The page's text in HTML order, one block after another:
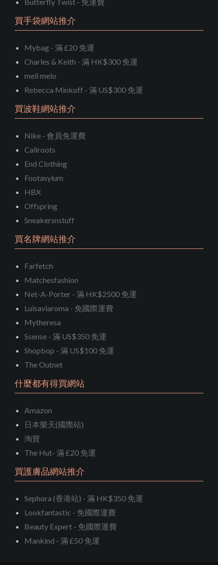
買手袋網站推介
Mybag - 滿 £20 免運
Charles & Keith - 滿 HK$300 免運
meli melo
Rebecca Minkoff - 滿 US$300 免運
買波鞋網站推介
Nike - 會員免運費
Caliroots
End Clothing
Footasylum
HBX
Offspring
Sneakersnstuff
買名牌網站推介
Farfetch
Matchesfashion
Net-A-Porter - 滿 HK$2500 免運
Luisaviaroma - 免國際運費
Mytheresa
Ssense - 滿 US$350 免運
Shopbop - 滿 US$100 免運
The Outnet
什麼都有得買網站
Amazon
日本樂天(國際站)
淘寶
The Hut- 滿 £20 免運
買護膚品網站推介
Sephora (香港站) - 滿 HK$350 免運
Lookfantastic - 免國際運費
Beauty Expert - 免國際運費
Mankind - 滿 £50 免運